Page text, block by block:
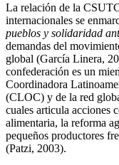
La relación de la
internacionales se
pueblos y solidaridad
demandas del
global (García Linera,
confederación es un
Coordinadora
(CLOC) y de la red
cuales articula acciones
alimentaria, la reforma
pequeños productores
(Patzi, 2003).